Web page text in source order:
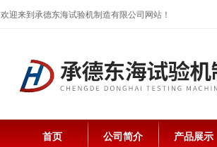
欢迎来到承德东海试验机制造有限公司网站！
首页 公司简介 产品展示